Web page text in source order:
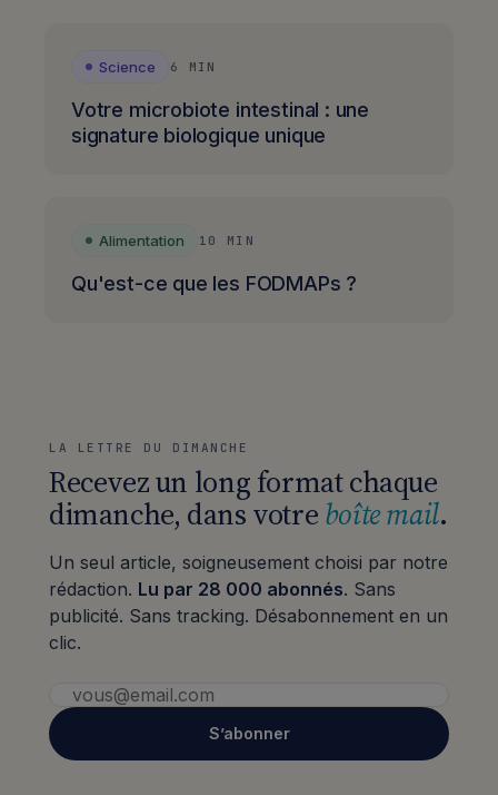
Science 6 MIN
Votre microbiote intestinal : une
signature biologique unique
Alimentation 10 MIN
Qu'est-ce que les FODMAPs ?
LA LETTRE DU DIMANCHE
Recevez un long format chaque
dimanche, dans votreboîte mail.
Un seul article, soigneusement choisi par notre
rédaction. Lu par 28 000 abonnés. Sans
publicité. Sans tracking. Désabonnement en un
clic.
S’abonner